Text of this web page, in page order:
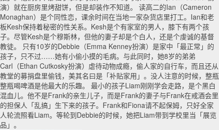
演）就在厨房里烤甜饼，但是却装作不知道。 读高二的Ian（Cameron
Monaghan）是个同性恋，课余时间在当地一家杂货店里打工。Ian和老
板Kesh保持着秘密的性关系。Kesh是个有家室的男人，膝下有两个孩
子。尽管Kesh是个穆斯林，但他的妻子却是个白人，还是个虔诚的基督
教徒。 只有10岁的Debbie（Emma Kenney扮演）是家中「最正常」的
孩子，只不过……她有小偷小摸的毛病。与此同时，她8岁的弟弟
Carl（Ethan Cutkosky扮演）虐待动物成瘾，偷人家的自行车，而且还从
教堂的募捐盘里偷钱，美其名曰是「补贴家用」。没人注意的时候，整瓶
整瓶喝啤酒是他最大的乐趣。 最小的孩子Liam刚刚学会走路，是个黑白
混血儿。他不是Frank的亲生儿子，而是Frank的妻子与Frank在戒酒会里
的担保人「乱搞」生下来的孩子。Frank和Fiona请不起保姆，只好全家
人轮流照看Liam。等轮到Debbie的时候，她把Liam带到学校里当「展览
品」。